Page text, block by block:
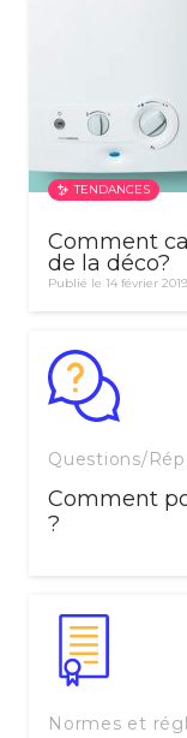
TENDANCES
Comment
de la déco?
Publié le 14 février 2019
Questions/
Comment
?
Normes et